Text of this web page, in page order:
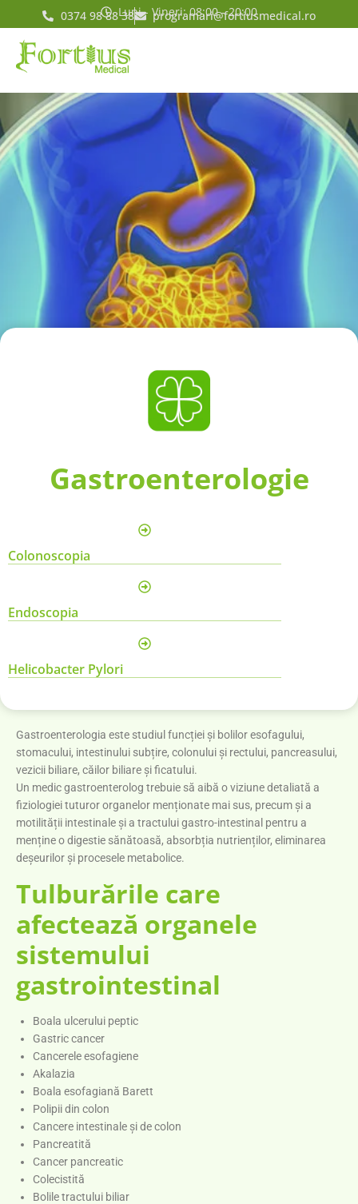
Luni - Vineri: 08:00 - 20:00
0374 98 88 38 programari@fortiusmedical.ro
Gastroenterologie
Colonoscopia
Endoscopia
Helicobacter Pylori
Gastroenterologia este studiul funcției și bolilor esofagului,
stomacului, intestinului subțire, colonului și rectului, pancreasului,
vezicii biliare, căilor biliare și ficatului.
Un medic gastroenterolog trebuie să aibă o viziune detaliată a
fiziologiei tuturor organelor menționate mai sus, precum și a
motilității intestinale și a tractului gastro-intestinal pentru a
menține o digestie sănătoasă, absorbția nutrienților, eliminarea
deșeurilor și procesele metabolice.
Tulburările care
afectează organele
sistemului
gastrointestinal
Boala ulcerului peptic
Gastric cancer
Cancerele esofagiene
Akalazia
Boala esofagiană Barett
Polipii din colon
Cancere intestinale şi de colon
Pancreatită
Cancer pancreatic
Colecistită
Bolile tractului biliar